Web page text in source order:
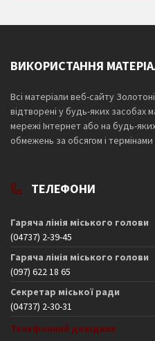
ВИКОРИСТАННЯ
Всі матеріали веб-сайту
відтворені у будь-яких засобах
мережі Інтернет або на будь-
обмежень за обсягом і термінами
ТЕЛЕФОНИ
Гаряча лінія міського голови
(04737) 2-39-45
Гаряча лінія міського голови
(097) 622 18 65
Секретар міської ради
(04737) 2-30-31
Телефонний довідник